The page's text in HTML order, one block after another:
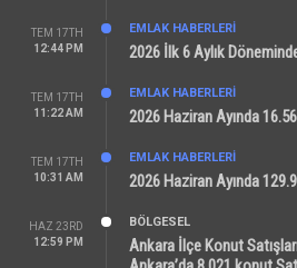
TEM 17TH
12:44 PM
EMLAK HABERLERI
2026 İlk 6 Aylık
TEM 17TH
11:22 AM
EMLAK HABERLERI
2026 Haziran Ayında
TEM 17TH
10:31 AM
EMLAK HABERLERI
2026 Haziran Ayında
HAZ 23RD
12:59 PM
BÖLGESEL
Ankara İlçe Konut